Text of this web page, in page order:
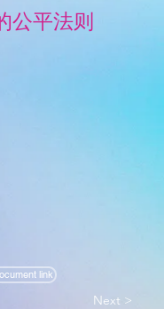
公平法则
link
Next >